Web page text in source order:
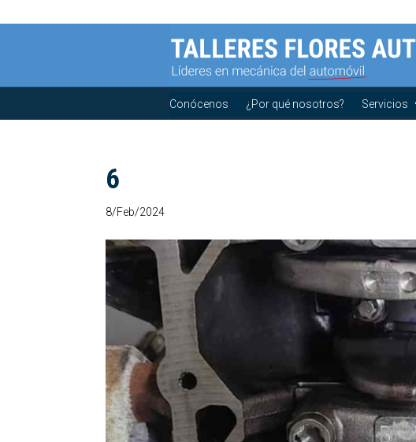
Conócenos ¿Por qué nosotros? Servicios
6
8/Feb/2024